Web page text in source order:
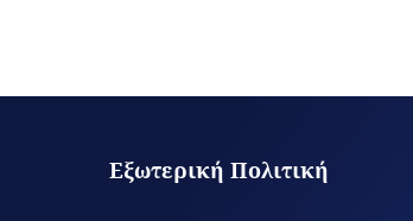
Εξωτερική Πολιτική